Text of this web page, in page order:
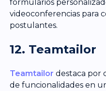
formularios
videoconferencias para
postulantes.
12. Teamtailor
Teamtailor destaca por
de funcionalidades en